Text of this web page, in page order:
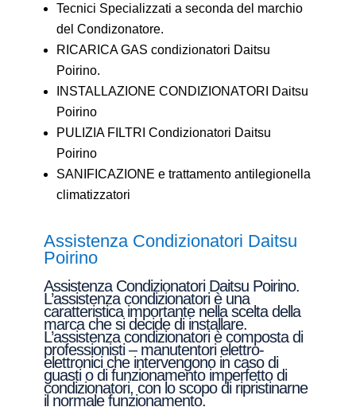
Tecnici Specializzati a seconda del marchio
del Condizonatore.
RICARICA GAS condizionatori Daitsu
Poirino.
INSTALLAZIONE CONDIZIONATORI Daitsu
Poirino
PULIZIA FILTRI Condizionatori Daitsu
Poirino
SANIFICAZIONE e trattamento antilegionella
climatizzatori
Assistenza Condizionatori Daitsu
Poirino
Assistenza Condizionatori Daitsu Poirino.
L’assistenza condizionatori è una
caratteristica importante nella scelta della
marca che si decide di installare.
L’assistenza condizionatori è composta di
professionisti – manutentori elettro-
elettronici che intervengono in caso di
guasti o di funzionamento imperfetto di
condizionatori, con lo scopo di ripristinarne
il normale funzionamento.